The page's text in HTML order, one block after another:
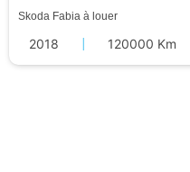
Skoda Fabia à louer
2018 120000 Km